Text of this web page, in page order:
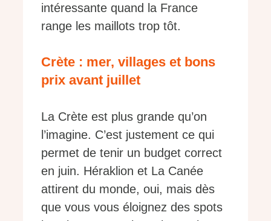
intéressante quand la France
range les maillots trop tôt.
Crète : mer, villages et bons
prix avant juillet
La Crète est plus grande qu’on
l’imagine. C’est justement ce qui
permet de tenir un budget correct
en juin. Héraklion et La Canée
attirent du monde, oui, mais dès
que vous vous éloignez des spots